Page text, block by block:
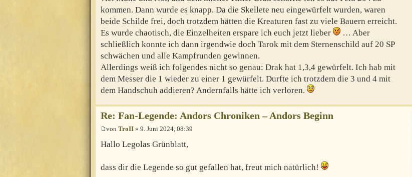
kommen. Dann wurde es knapp. Da die Skellete neu eingewürfelt wurden, waren
beide Schilde frei, doch trotzdem hätten die Kreaturen fast zu viele Bauern erreicht.
Es wurde chaotisch, die Einzelheiten erspare ich euch jetzt lieber
… Aber
schließlich konnte ich dann irgendwie doch Tarok mit dem Sternenschild auf 20 SP
schwächen und alle Kampfrunden gewinnen.
Allerdings weiß ich folgendes nicht so genau: Drak hat 1,3,4 gewürfelt. Ich hab mit
dem Messer die 1 wieder zu einer 1 gewürfelt. Durfte ich trotzdem die 3 und 4 mit
dem Handschuh addieren? Andernfalls hätte ich verloren.
Re: Fan-Legende: Andors Chroniken – Andors Beginn
von TroII » 9. Juni 2024, 08:39
Hallo Legolas Grünblatt,
dass dir die Legende so gut gefallen hat, freut mich natürlich!